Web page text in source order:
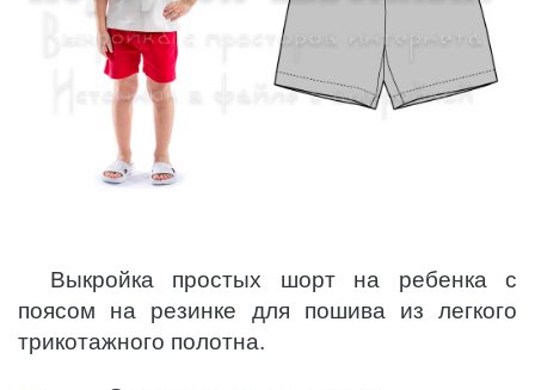
Выкройка простых шорт на ребенка с
поясом на резинке для пошива из легкого
трикотажного полотна.